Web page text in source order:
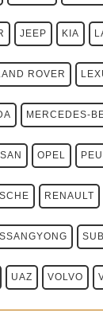
JEEP KIA
ROVER
MERCEDES-
OPEL
RENAULT
SSANGYONG
UAZ VOLVO